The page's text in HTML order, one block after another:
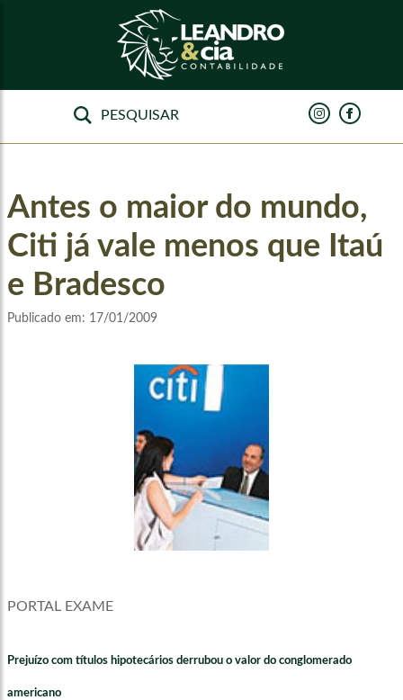
Antes o maior do mundo,
Citi já vale menos que Itaú
e Bradesco
Publicado em: 17/01/2009
PORTAL EXAME
Prejuízo com títulos hipotecários derrubou o valor do conglomerado
americano